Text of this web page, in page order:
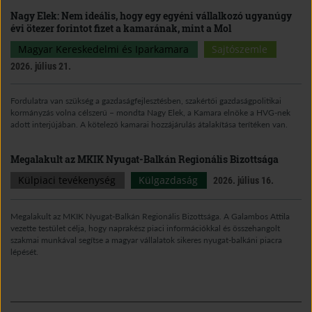
Nagy Elek: Nem ideális, hogy egy egyéni vállalkozó ugyanúgy
évi ötezer forintot fizet a kamarának, mint a Mol
Magyar Kereskedelmi és Iparkamara
Sajtószemle
2026. július 21.
Fordulatra van szükség a gazdaságfejlesztésben, szakértői gazdaságpolitikai
kormányzás volna célszerű – mondta Nagy Elek, a Kamara elnöke a HVG-nek
adott interjújában. A kötelező kamarai hozzájárulás átalakítása terítéken van.
Megalakult az MKIK Nyugat-Balkán Regionális Bizottsága
Külpiaci tevékenység
Külgazdaság 2026. július 16.
Megalakult az MKIK Nyugat-Balkán Regionális Bizottsága. A Galambos Attila
vezette testület célja, hogy naprakész piaci információkkal és összehangolt
szakmai munkával segítse a magyar vállalatok sikeres nyugat-balkáni piacra
lépését.